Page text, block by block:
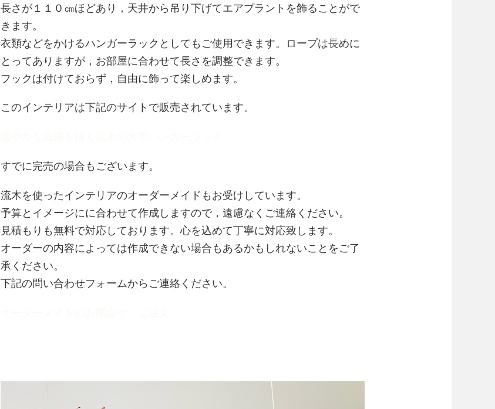
長さが１１０㎝ほどあり，天井から吊り下げてエアプラントを飾ることがで
きます。
衣類などをかけるハンガーラックとしてもご使用できます。ロープは長めに
とってありますが，お部屋に合わせて長さを調整できます。
フックは付けておらず，自由に飾って楽しめます。
このインテリアは下記のサイトで販売されています。
すでに完売の場合もございます。
流木を使ったインテリアのオーダーメイドもお受けしています。
予算とイメージにに合わせて作成しますので，遠慮なくご連絡ください。
見積もりも無料で対応しております。心を込めて丁寧に対応致します。
オーダーの内容によっては作成できない場合もあるかもしれないことをご了
承ください。
下記の問い合わせフォームからご連絡ください。